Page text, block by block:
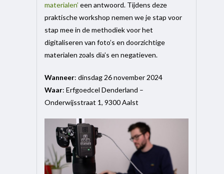
materialen’ een antwoord. Tijdens deze
praktische workshop nemen we je stap voor
stap mee in de methodiek voor het
digitaliseren van foto’s en doorzichtige
materialen zoals dia’s en negatieven.
Wanneer: dinsdag 26 november 2024
Waar: Erfgoedcel Denderland –
Onderwijsstraat 1, 9300 Aalst